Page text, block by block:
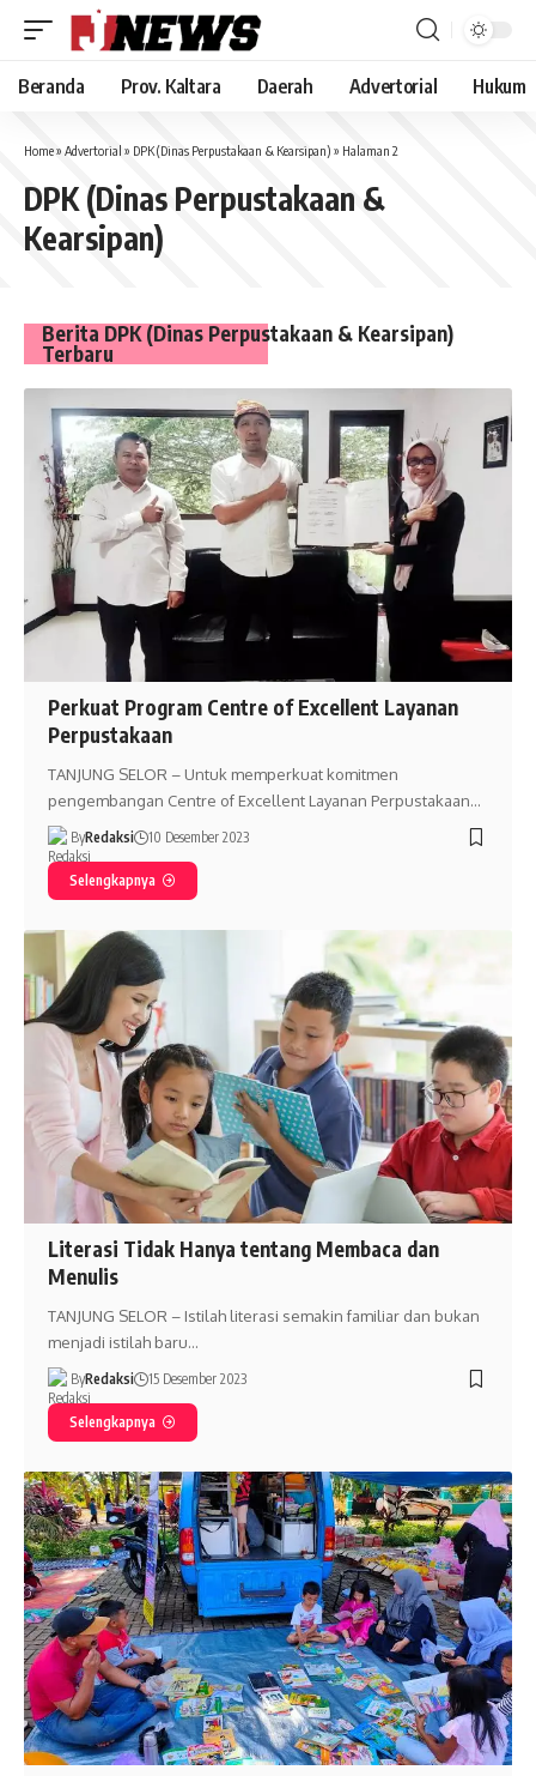
Beranda Prov. Kaltara Daerah Advertorial Hukum
Home» Advertorial » DPK (Dinas Perpustakaan & Kearsipan) » Halaman 2
DPK (Dinas Perpustakaan &
Kearsipan)
Berita DPK (Dinas Perpustakaan & Kearsipan)
Terbaru
Perkuat Program Centre of Excellent Layanan
Perpustakaan
TANJUNG SELOR – Untuk memperkuat komitmen
pengembangan Centre of Excellent Layanan Perpustakaan…
ByRedaksi 10 Desember 2023
Selengkapnya
Literasi Tidak Hanya tentang Membaca dan
Menulis
TANJUNG SELOR – Istilah literasi semakin familiar dan bukan
menjadi istilah baru…
ByRedaksi 15 Desember 2023
Selengkapnya